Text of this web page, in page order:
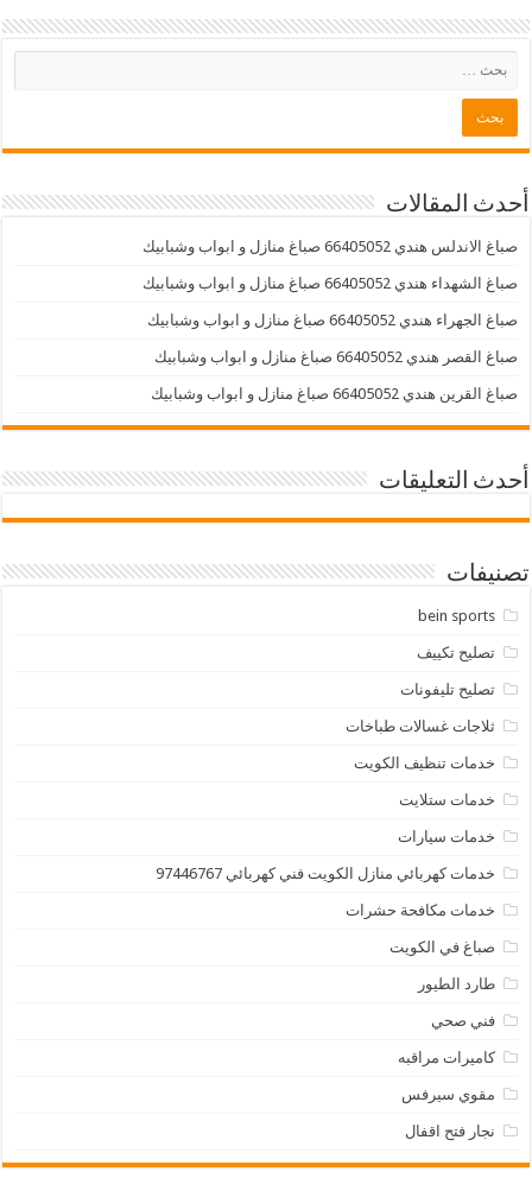
أحدث المقالات
صباغ الاندلس هندي 66405052 صباغ منازل و ابواب وشبابيك
صباغ الشهداء هندي 66405052 صباغ منازل و ابواب وشبابيك
صباغ الجهراء هندي 66405052 صباغ منازل و ابواب وشبابيك
صباغ القصر هندي 66405052 صباغ منازل و ابواب وشبابيك
صباغ القرين هندي 66405052 صباغ منازل و ابواب وشبابيك
أحدث التعليقات
تصنيفات
bein sports
تصليح تكييف
تصليح تليفونات
ثلاجات غسالات طباخات
خدمات تنظيف الكويت
خدمات ستلايت
خدمات سيارات
خدمات كهربائي منازل الكويت فني كهربائي 97446767
خدمات مكافحة حشرات
صباغ في الكويت
طارد الطيور
فني صحي
كاميرات مراقبه
مقوي سيرفس
نجار فتح اقفال